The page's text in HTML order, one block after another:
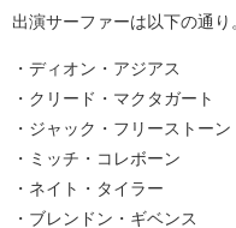
出演サーファーは以下の通り
・ディオン・アジアス
・クリード・マクタガート
・ジャック・フリーストーン
・ミッチ・コレボーン
・ネイト・タイラー
・ブレンドン・ギベンス